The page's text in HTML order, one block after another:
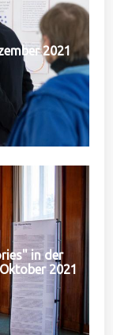
2021
in der
2021